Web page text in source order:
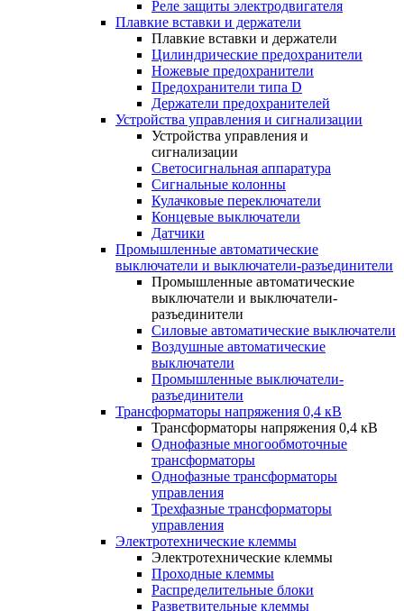
Реле защиты электродвигателя
Плавкие вставки и держатели
Плавкие вставки и держатели
Цилиндрические предохранители
Ножевые предохранители
Предохранители типа D
Держатели предохранителей
Устройства управления и сигнализации
Устройства управления и
сигнализации
Светосигнальная аппаратура
Сигнальные колонны
Кулачковые переключатели
Концевые выключатели
Датчики
Промышленные автоматические
выключатели и выключатели-разъединители
Промышленные автоматические
выключатели и выключатели-
разъединители
Силовые автоматические выключатели
Воздушные автоматические
выключатели
Промышленные выключатели-
разъединители
Трансформаторы напряжения 0,4 кВ
Трансформаторы напряжения 0,4 кВ
Однофазные многообмоточные
трансформаторы
Однофазные трансформаторы
управления
Трехфазные трансформаторы
управления
Электротехнические клеммы
Электротехнические клеммы
Проходные клеммы
Распределительные блоки
Разветвительные клеммы